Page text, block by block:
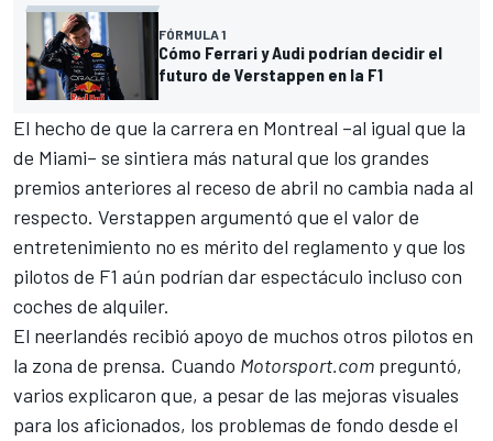
FÓRMULA 1
Cómo Ferrari y Audi podrían decidir el
futuro de Verstappen en la F1
El hecho de que la carrera en Montreal –al igual que la
de Miami– se sintiera más natural que los grandes
premios anteriores al receso de abril no cambia nada al
respecto. Verstappen argumentó que el valor de
entretenimiento no es mérito del reglamento y que los
pilotos de F1 aún podrían dar espectáculo incluso con
coches de alquiler.
El neerlandés recibió apoyo de muchos otros pilotos en
la zona de prensa. Cuando Motorsport.com preguntó,
varios explicaron que, a pesar de las mejoras visuales
para los aficionados, los problemas de fondo desde el